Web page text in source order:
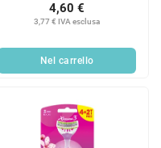
3,77 € IVA esclusa
4,60 €
Nel carrello